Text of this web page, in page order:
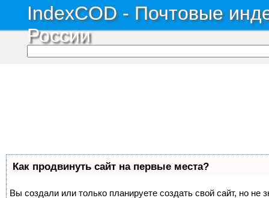
IndexCOD - Почтовые
России
Как продвинуть сайт на первые места?
Вы создали или только планируете создать свой сайт, но не